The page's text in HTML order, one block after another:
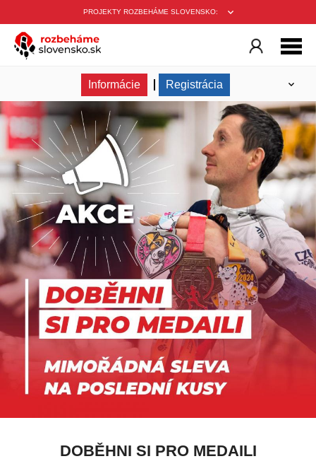
PROJEKTY ROZBEHÁME SLOVENSKO:
Informácie Registrácia
Nahraj aktivitu Zoznam prihlásených
Výsledky Podmienky
DOBĚHNI SI PRO MEDAILI